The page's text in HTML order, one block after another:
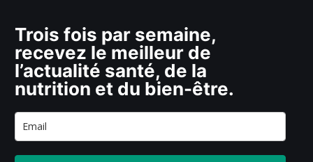
Trois fois par semaine,
recevez le meilleur de
l’actualité santé, de la
nutrition et du bien-être.